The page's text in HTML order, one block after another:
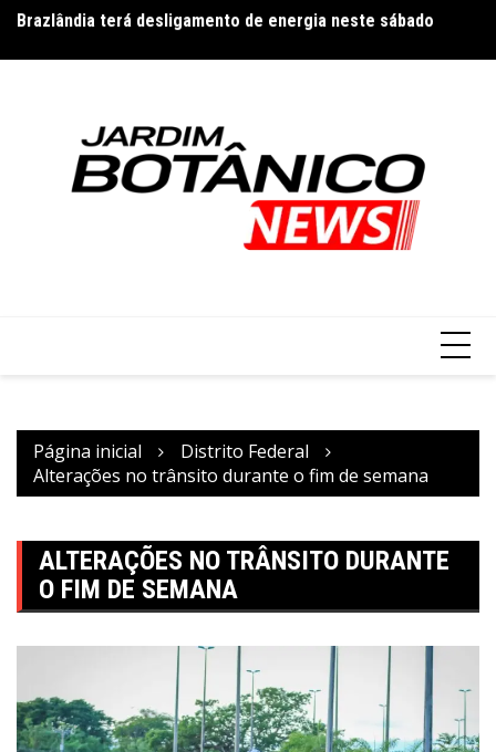
para
o
Brazlândia terá desligamento de energia neste sábado
Página inicial
Distrito Federal
Alterações no trânsito durante o fim de semana
ALTERAÇÕES NO TRÂNSITO DURANTE
O FIM DE SEMANA